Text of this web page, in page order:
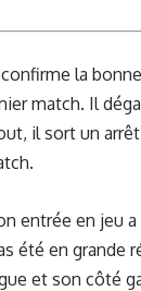
la
match. Il
il sort un
entrée en jeu
été en grande
et son côté